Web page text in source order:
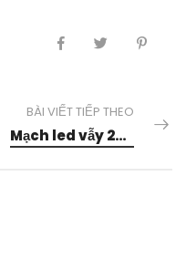
BÀI VIẾT TIẾP THEO
Mạch led vẫy 24 kênh 30A mua ở đâu giá rẻ chất lượng tốt?